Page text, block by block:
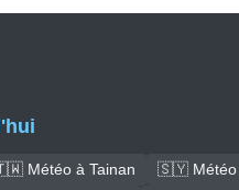
Météo à Tainan 🇸🇾 Météo